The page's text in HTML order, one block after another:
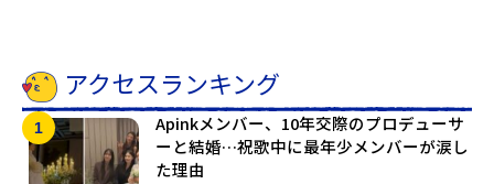
アクセスランキング
Apinkメンバー、10年交際のプロデューサ
ーと結婚…祝歌中に最年少メンバーが涙し
た理由